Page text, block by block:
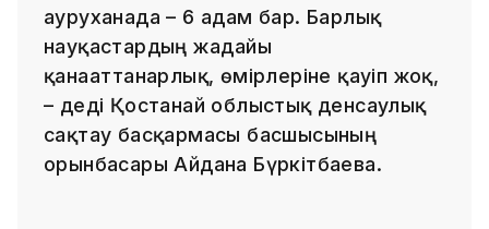
ауруханада – 6 адам бар. Барлық
науқастардың жағдайы
қанағаттанарлық, өмірлеріне қауіп жоқ,
– деді Қостанай облыстық денсаулық
сақтау басқармасы басшысының
орынбасары Айдана Бүркітбаева.